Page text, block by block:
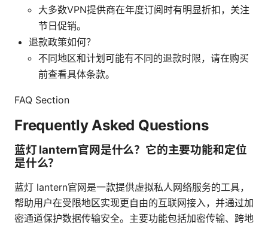
大多数VPN提供商在年度订阅时有明显折扣，关注
节日促销。
退款政策如何？
不同地区和计划可能有不同的退款时限，请在购买
前查看具体条款。
FAQ Section
Frequently Asked Questions
蓝灯 lantern官网是什么？它的主要功能和定位
是什么？
蓝灯 lantern官网是一款提供虚拟私人网络服务的工具，
帮助用户在受限地区实现更自由的互联网接入，并通过加
密通道保护数据传输安全。主要功能包括加密传输、跨地